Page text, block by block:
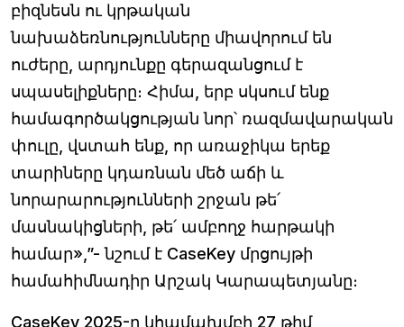
բիզնեսն ու կրթական
նախաձեռնությունները միավորում են
ուժերը, արդյունքը գերազանցում է
սպասելիքները։ Հիմա, երբ սկսում ենք
համագործակցության նոր՝ ռազմավարական
փուլը, վստահ ենք, որ առաջիկա երեք
տարիները կդառնան մեծ աճի և
նորարարությունների շրջան թե՛
մասնակիցների, թե՛ ամբողջ հարթակի
համար»,”- նշում է CaseKey մրցույթի
համահիմնադիր Արշակ Կարապետյանը։
CaseKey 2025-ը կհամախմբի 27 թիմ